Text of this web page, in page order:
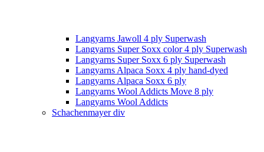
Langyarns Jawoll 4 ply Superwash
Langyarns Super Soxx color 4 ply Superwash
Langyarns Super Soxx 6 ply Superwash
Langyarns Alpaca Soxx 4 ply hand-dyed
Langyarns Alpaca Soxx 6 ply
Langyarns Wool Addicts Move 8 ply
Langyarns Wool Addicts
Schachenmayer div